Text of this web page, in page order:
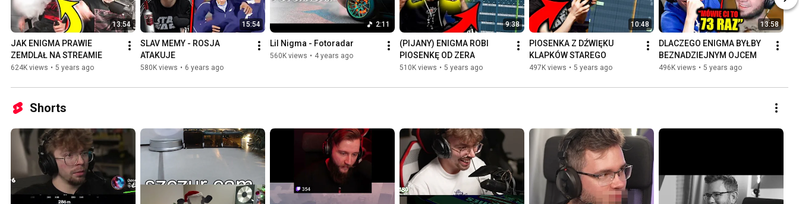
13:54
JAK ENIGMA PRAWIE
ZEMDLAŁ NA STREAMIE
624K views • 5 years ago
15:54
SLAV MEMY - ROSJA
ATAKUJE
580K views • 6 years ago
2:11
Lil Nigma - Fotoradar
560K views • 4 years ago
9:38
(PIJANY) ENIGMA ROBI
PIOSENKĘ OD ZERA
510K views • 5 years ago
10:48
PIOSENKA Z DŹWIĘKU
KLAPKÓW STAREGO
497K views • 5 years ago
13:58
DLACZEGO ENIGMA BYŁBY
BEZNADZIEJNYM OJCEM
496K views • 5 years ago
Shorts